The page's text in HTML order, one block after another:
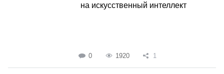
на искусственный интеллект
0 1920 1